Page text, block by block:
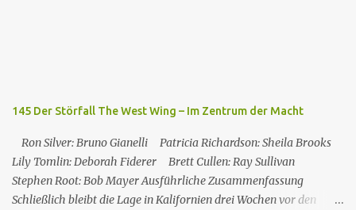
145 Der Störfall The West Wing – Im Zentrum der Macht
Ron Silver: Bruno Gianelli Patricia Richardson: Sheila Brooks
Lily Tomlin: Deborah Fiderer Brett Cullen: Ray Sullivan
Stephen Root: Bob Mayer Ausführliche Zusammenfassung
Schließlich bleibt die Lage in Kalifornien drei Wochen vor den